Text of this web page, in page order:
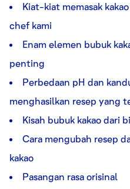
Kiat-kiat memasak
chef kami
Enam elemen bubuk
penting
Perbedaan pH dan
menghasilkan resep yang
Kisah bubuk kakao dari
Cara mengubah resep
kakao
Pasangan rasa orisinal